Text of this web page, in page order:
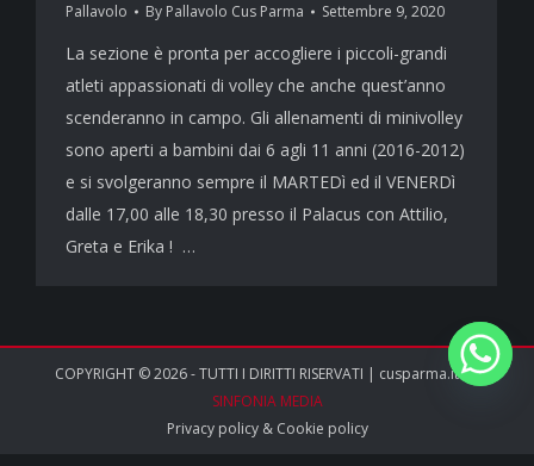
Pallavolo By Pallavolo Cus Parma Settembre 9, 2020
La sezione è pronta per accogliere i piccoli-grandi
atleti appassionati di volley che anche quest’anno
scenderanno in campo. Gli allenamenti di minivolley
sono aperti a bambini dai 6 agli 11 anni (2016-2012)
e si svolgeranno sempre il MARTEDì ed il VENERDì
dalle 17,00 alle 18,30 presso il Palacus con Attilio,
Greta e Erika ! …
COPYRIGHT © 2026 - TUTTI I DIRITTI RISERVATI | cusparma.it by
SINFONIA MEDIA
Privacy policy& Cookie policy